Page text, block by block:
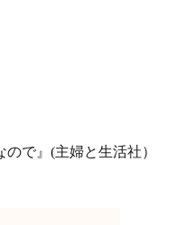
で』(主婦と生活社）